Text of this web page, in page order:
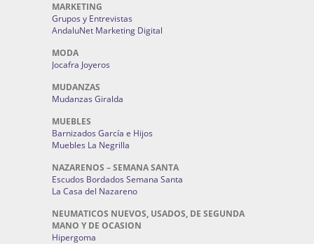
MARKETING
Grupos y Entrevistas
AndaluNet Marketing Digital
MODA
Jocafra Joyeros
MUDANZAS
Mudanzas Giralda
MUEBLES
Barnizados García e Hijos
Muebles La Negrilla
NAZARENOS – SEMANA SANTA
Escudos Bordados Semana Santa
La Casa del Nazareno
NEUMATICOS NUEVOS, USADOS, DE SEGUNDA
MANO Y DE OCASION
Hipergoma